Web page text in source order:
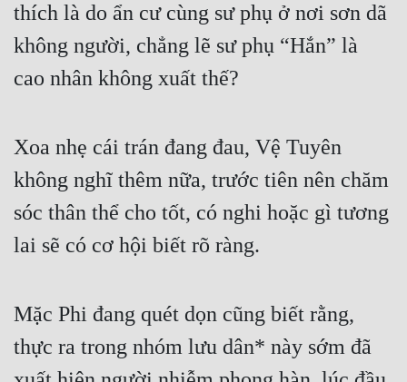
thích là do ẩn cư cùng sư phụ ở nơi sơn dã
không người, chẳng lẽ sư phụ “Hắn” là
cao nhân không xuất thế?
Xoa nhẹ cái trán đang đau, Vệ Tuyên
không nghĩ thêm nữa, trước tiên nên chăm
sóc thân thể cho tốt, có nghi hoặc gì tương
lai sẽ có cơ hội biết rõ ràng.
Mặc Phi đang quét dọn cũng biết rằng,
thực ra trong nhóm lưu dân* này sớm đã